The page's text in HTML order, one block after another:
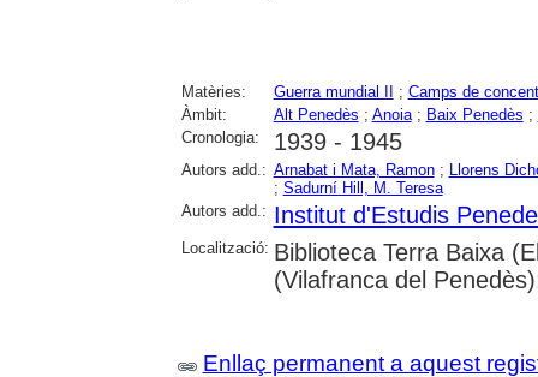
Matèries: Guerra mundial II ; Camps de
Àmbit:
Alt Penedès ; Anoia; Baix Penedès ;
Cronologia:
1939 - 1945
Autors add.: Arnabat i Mata, Ramon;
Llorens
; Sadurní Hill, M. Teresa
Autors add.: Institut d'Estudis
Localització: Biblioteca Terra Baixa
(Vilafranca del
Enllaç permanent a aquest